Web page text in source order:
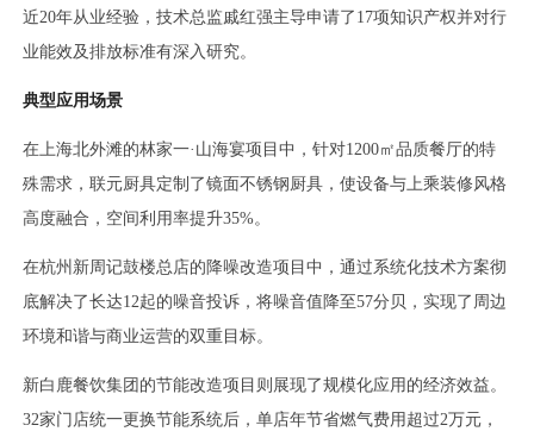
近20年从业经验，技术总监戚红强主导申请了17项知识产权并对行
业能效及排放标准有深入研究。
典型应用场景
在上海北外滩的林家一·山海宴项目中，针对1200㎡品质餐厅的特
殊需求，联元厨具定制了镜面不锈钢厨具，使设备与上乘装修风格
高度融合，空间利用率提升35%。
在杭州新周记鼓楼总店的降噪改造项目中，通过系统化技术方案彻
底解决了长达12起的噪音投诉，将噪音值降至57分贝，实现了周边
环境和谐与商业运营的双重目标。
新白鹿餐饮集团的节能改造项目则展现了规模化应用的经济效益。
32家门店统一更换节能系统后，单店年节省燃气费用超过2万元，